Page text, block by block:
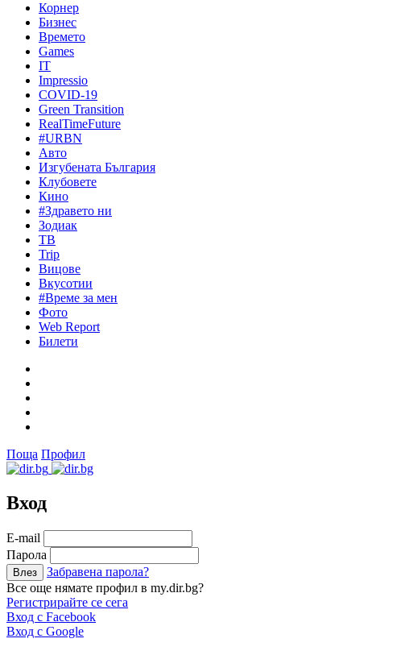
Корнер
Бизнес
Времето
Games
IT
Impressio
COVID-19
Green Transition
RealTimeFuture
#URBN
Авто
Изгубената България
Клубовете
Кино
#Здравето ни
Зодиак
ТВ
Trip
Вицове
Вкусотии
#Време за мен
Фото
Web Report
Билети
Поща Профил
Вход
Е-mail
Парола
Забравена парола?
Все още нямате профил в my.dir.bg?
Регистрирайте се сега
Вход с Facebook
Вход с Google